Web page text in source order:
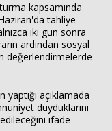
kapsamında
tahliye
iki gün sonra
ardından sosyal
değerlendirmelerde
yaptığı açıklamada
duyduklarını
ifade